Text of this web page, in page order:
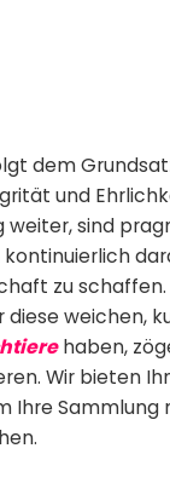
dem
und
weiter, sind
zu schaffen.
weichen,
haben,
Wir bieten
Ihre Sammlung